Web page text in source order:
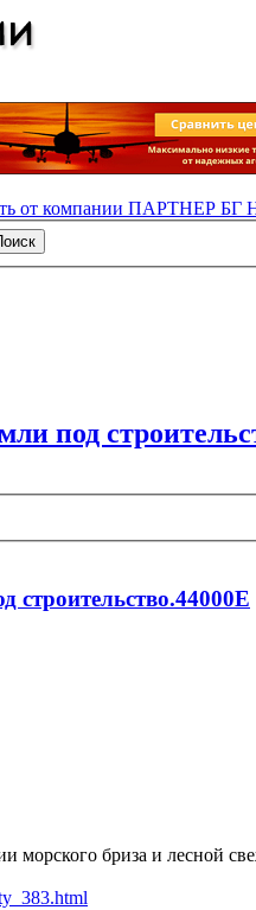
от компании ПАРТНЕР БГ
под
строительство.44000E
морского бриза и лесной